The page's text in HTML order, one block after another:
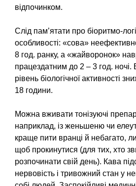
відпочинком.
Слід пам’ятати про біоритмо-
особливості: «сова»
8 год. ранку, а «жайворонок»
працездатним до 2 – 3 год. ночі.
рівень біоло­гічної активності
18 години.
Можна вживати тонізуючі
наприклад, із женьшеню чи
краще пити вранці й небагато,
щоб прокинутися (для тих, хто
розпочинати свій день). Кава
нервовість і тривожний стан у